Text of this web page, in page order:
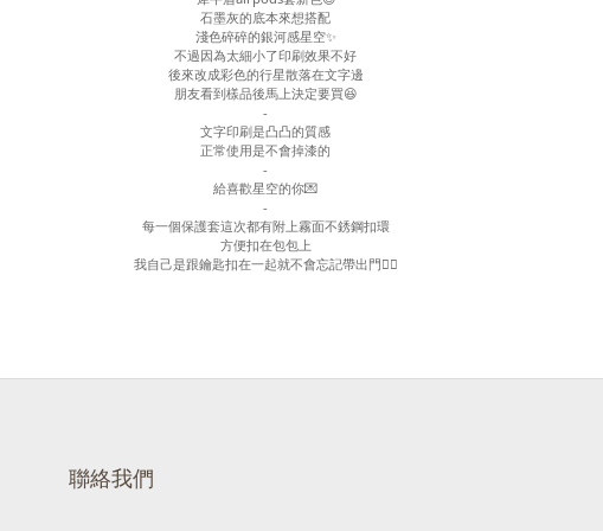
石墨灰的底本來想搭配
淺色碎碎的銀河感星空✨
不過因為太細小了印刷效果不好
後來改成彩色的行星散落在文字邊
朋友看到樣品後馬上決定要買😆
-
文字印刷是凸凸的質感
正常使用是不會掉漆的
-
給喜歡星空的你💌
-
每一個保護套這次都有附上霧面不銹鋼扣環
方便扣在包包上
我自己是跟鑰匙扣在一起就不會忘記帶出門👌🏻
聯絡我們